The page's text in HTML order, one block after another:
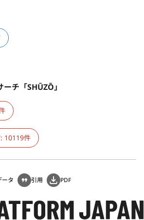
チ「SHŪZŌ」
10119件
ータ 引用 PDF